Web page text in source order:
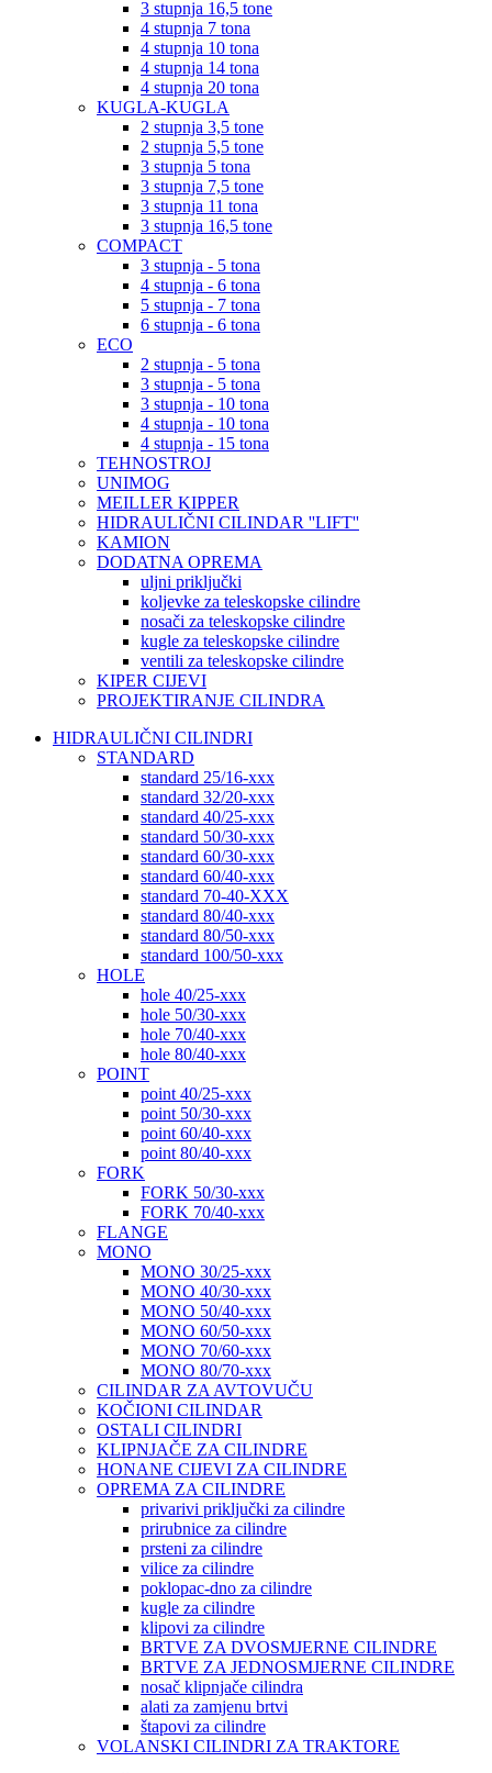
3 stupnja 16,5 tone
4 stupnja 7 tona
4 stupnja 10 tona
4 stupnja 14 tona
4 stupnja 20 tona
KUGLA-KUGLA
2 stupnja 3,5 tone
2 stupnja 5,5 tone
3 stupnja 5 tona
3 stupnja 7,5 tone
3 stupnja 11 tona
3 stupnja 16,5 tone
COMPACT
3 stupnja - 5 tona
4 stupnja - 6 tona
5 stupnja - 7 tona
6 stupnja - 6 tona
ECO
2 stupnja - 5 tona
3 stupnja - 5 tona
3 stupnja - 10 tona
4 stupnja - 10 tona
4 stupnja - 15 tona
TEHNOSTROJ
UNIMOG
MEILLER KIPPER
HIDRAULIČNI CILINDAR ''LIFT''
KAMION
DODATNA OPREMA
uljni priključki
koljevke za teleskopske cilindre
nosači za teleskopske cilindre
kugle za teleskopske cilindre
ventili za teleskopske cilindre
KIPER CIJEVI
PROJEKTIRANJE CILINDRA
HIDRAULIČNI CILINDRI
STANDARD
standard 25/16-xxx
standard 32/20-xxx
standard 40/25-xxx
standard 50/30-xxx
standard 60/30-xxx
standard 60/40-xxx
standard 70-40-XXX
standard 80/40-xxx
standard 80/50-xxx
standard 100/50-xxx
HOLE
hole 40/25-xxx
hole 50/30-xxx
hole 70/40-xxx
hole 80/40-xxx
POINT
point 40/25-xxx
point 50/30-xxx
point 60/40-xxx
point 80/40-xxx
FORK
FORK 50/30-xxx
FORK 70/40-xxx
FLANGE
MONO
MONO 30/25-xxx
MONO 40/30-xxx
MONO 50/40-xxx
MONO 60/50-xxx
MONO 70/60-xxx
MONO 80/70-xxx
CILINDAR ZA AVTOVUČU
KOČIONI CILINDAR
OSTALI CILINDRI
KLIPNJAČE ZA CILINDRE
HONANE CIJEVI ZA CILINDRE
OPREMA ZA CILINDRE
privarivi priključki za cilindre
prirubnice za cilindre
prsteni za cilindre
vilice za cilindre
poklopac-dno za cilindre
kugle za cilindre
klipovi za cilindre
BRTVE ZA DVOSMJERNE CILINDRE
BRTVE ZA JEDNOSMJERNE CILINDRE
nosač klipnjače cilindra
alati za zamjenu brtvi
štapovi za cilindre
VOLANSKI CILINDRI ZA TRAKTORE